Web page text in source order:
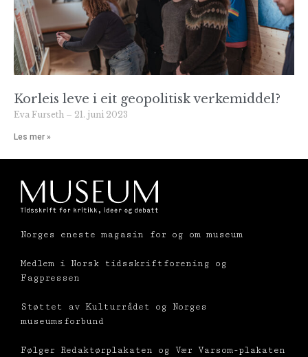
Korleis leve i eit geopolitisk verkemiddel?
Eva Furseth 21. juni 2023
Les mer »
Norges eneste magasin for og om museum
Medlem i Norsk tidsskriftforening og
Fagpressen
Støttet av Kulturrådet og Norges
museumsforbund
Følger Redaktørplakaten og Vær Varsom-plakaten